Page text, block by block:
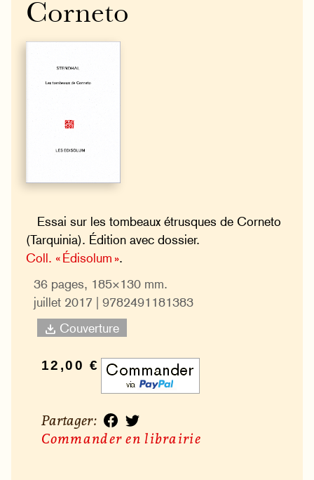
Corneto
Essai sur les tombeaux étrusques de Corneto
(Tarquinia). Édition avec dossier.
Coll. « Édisolum ».
36 pages, 185×130 mm.
juillet 2017 | 9782491181383
Couverture
12,00 €
Partager :
Commander en librairie